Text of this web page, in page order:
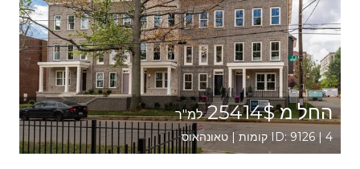
החל מ 25414$ למ"ר
ID: 9126 | 4 קומות | טאונהאוס